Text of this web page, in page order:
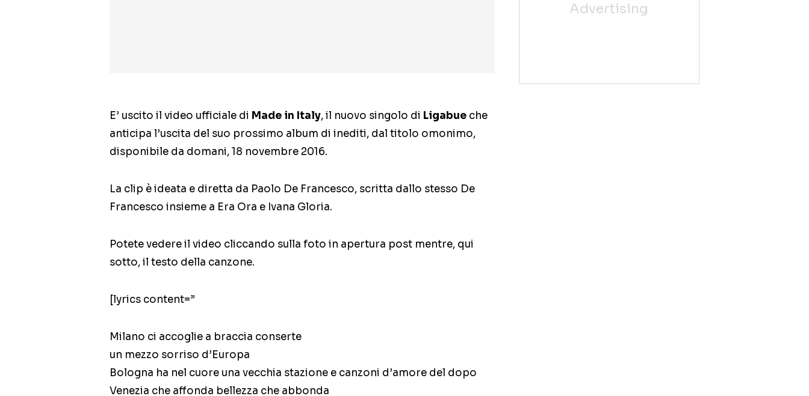
E’ uscito il video ufficiale di Made in Italy, il nuovo singolo di Ligabue che
anticipa l’uscita del suo prossimo album di inediti, dal titolo omonimo,
disponibile da domani, 18 novembre 2016.
La clip è ideata e diretta da Paolo De Francesco, scritta dallo stesso De
Francesco insieme a Era Ora e Ivana Gloria.
Potete vedere il video cliccando sulla foto in apertura post mentre, qui
sotto, il testo della canzone.
[lyrics content=”
Milano ci accoglie a braccia conserte
un mezzo sorriso d’Europa
Bologna ha nel cuore una vecchia stazione e canzoni d’amore del dopo
Venezia che affonda bellezza che abbonda